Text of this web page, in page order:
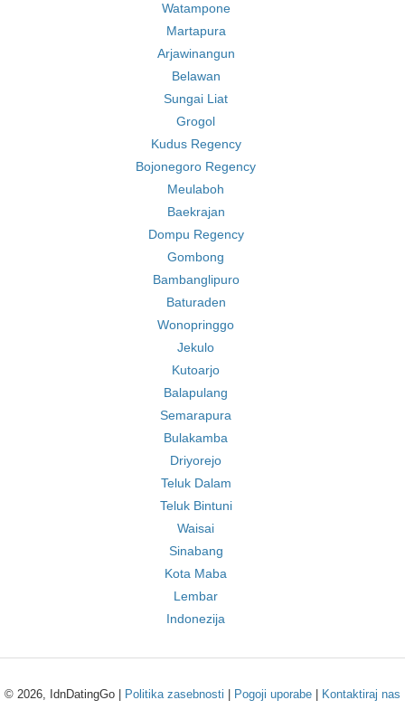
Watampone
Martapura
Arjawinangun
Belawan
Sungai Liat
Grogol
Kudus Regency
Bojonegoro Regency
Meulaboh
Baekrajan
Dompu Regency
Gombong
Bambanglipuro
Baturaden
Wonopringgo
Jekulo
Kutoarjo
Balapulang
Semarapura
Bulakamba
Driyorejo
Teluk Dalam
Teluk Bintuni
Waisai
Sinabang
Kota Maba
Lembar
Indonezija
© 2026, IdnDatingGo | Politika zasebnosti Pogoji uporabe Kontaktiraj nas